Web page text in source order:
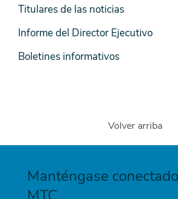
Titulares de las noticias
Informe del Director Ejecutivo
Boletines informativos
Volver arriba
Manténgase